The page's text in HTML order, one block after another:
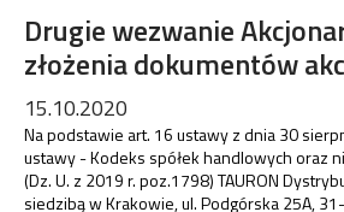
Drugie wezwanie
złożenia dokumentów
15.10.2020
Na podstawie art. 16 ustawy z dnia 30
ustawy - Kodeks spółek handlowych oraz
(Dz. U. z 2019 r. poz.1798) TAURON
siedzibą w Krakowie, ul. Podgórska 25A,